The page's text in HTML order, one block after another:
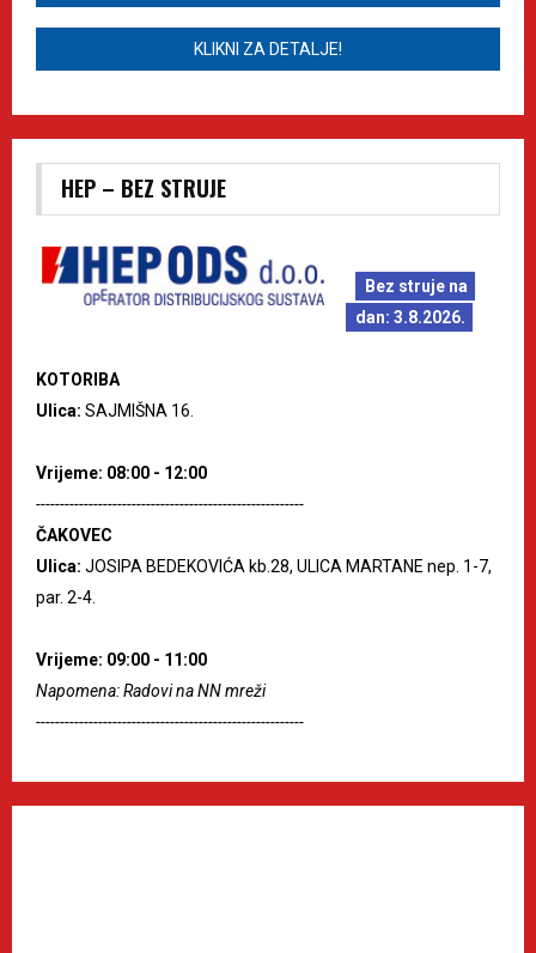
KLIKNI ZA DETALJE!
HEP – BEZ STRUJE
Bez struje na
dan: 3.8.2026.
KOTORIBA
Ulica: SAJMIŠNA 16.
Vrijeme: 08:00 - 12:00
--------------------------------------------------------
ČAKOVEC
Ulica: JOSIPA BEDEKOVIĆA kb.28, ULICA MARTANE nep. 1-7,
par. 2-4.
Vrijeme: 09:00 - 11:00
Napomena: Radovi na NN mreži
--------------------------------------------------------